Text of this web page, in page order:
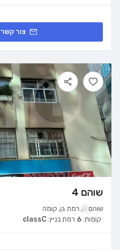
צור קשר
שוהם 4
שוהם , רמת גן, קומה
רמת בניין: classC קומות:6